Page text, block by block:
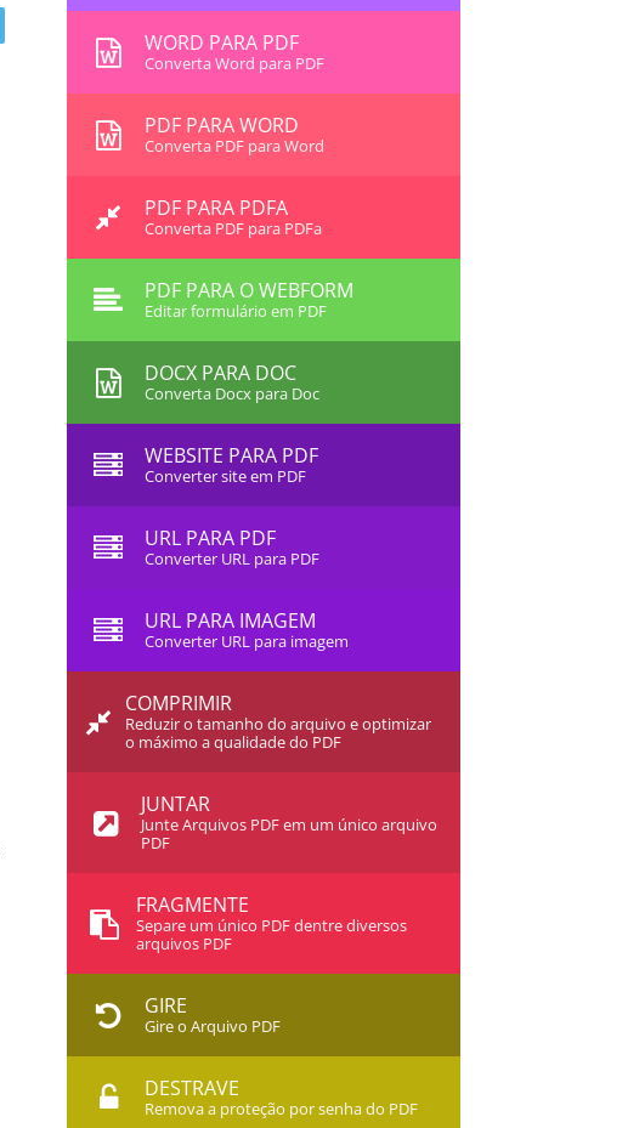
WORD PARA PDF
Converta Word para PDF
PDF PARA WORD
Converta PDF para Word
PDF PARA PDFA
Converta PDF para PDFa
PDF PARA O WEBFORM
Editar formulário em PDF
DOCX PARA DOC
Converta Docx para Doc
WEBSITE PARA PDF
Converter site em PDF
URL PARA PDF
Converter URL para PDF
URL PARA IMAGEM
Converter URL para imagem
COMPRIMIR
Reduzir o tamanho do arquivo e optimizar
o máximo a qualidade do PDF
JUNTAR
Junte Arquivos PDF em um único arquivo
PDF
FRAGMENTE
Separe um único PDF dentre diversos
arquivos PDF
GIRE
Gire o Arquivo PDF
DESTRAVE
Remova a proteção por senha do PDF